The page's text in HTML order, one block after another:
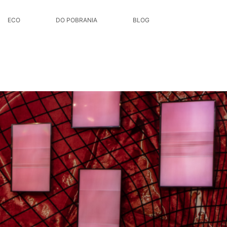
ECO DO POBRANIA BLOG
ECO DO POBRANIA BLOG